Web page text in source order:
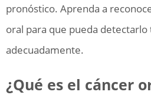
pronóstico. Aprenda a
oral para que pueda
adecuadamente.
¿Qué es el cáncer